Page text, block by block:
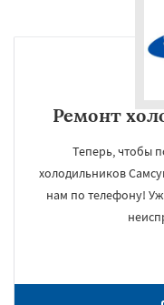
Ремонт
Теперь, чтобы
холодильников
нам по телефону!